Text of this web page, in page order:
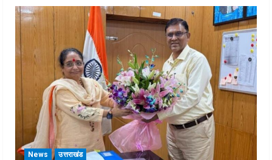
News उत्तराखंड